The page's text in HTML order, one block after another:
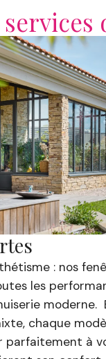
: nos
les
moderne. En
chaque modèle
à